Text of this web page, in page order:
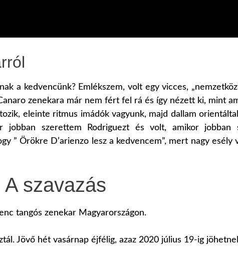
a kedvencünk? Emlékszem, volt egy vicces,
zenekara már nem fért fel rá és így nézett ki, mint
eleinte ritmus imádók vagyunk, majd dallam
jobban szerettem Rodriguezt és volt, amikor jobban
” Örökre D’arienzo lesz a kedvencem”, mert nagy esély
A szavazás
tangós zenekar Magyarországon.
Jövő hét vasárnap éjfélig, azaz 2020 július 19-ig